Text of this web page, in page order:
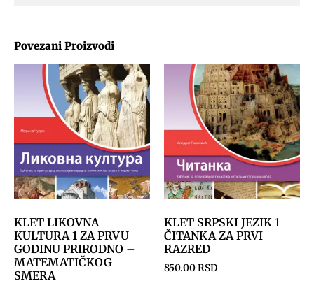
Povezani Proizvodi
KLET LIKOVNA
KULTURA 1 ZA PRVU
GODINU PRIRODNO –
MATEMATIČKOG
SMERA
KLET SRPSKI JEZIK 1
ČITANKA ZA PRVI
RAZRED
850.00RSD